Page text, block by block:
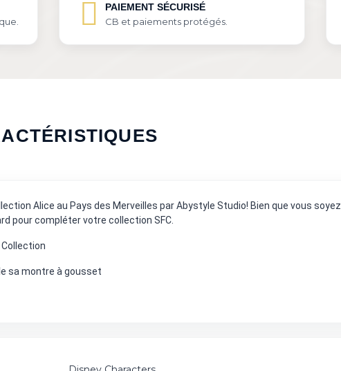
PAIEMENT SÉCURISÉ
CB et paiements protégés.
Alice au Pays des Merveilles par Abystyle Studio! Bien que vous
pour compléter votre collection SFC.
Collection
sa montre à gousset